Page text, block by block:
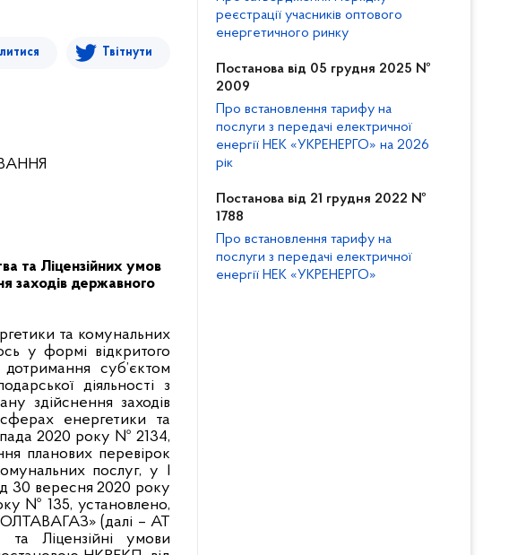
Твітнути
та Ліцензійних умов
заходів державного
та комунальних
у формі відкритого
суб’єктом
діяльності з
здійснення заходів
енергетики та
2020 року № 2134,
планових перевірок
послуг, у І
30 вересня 2020 року
№ 135, установлено,
(далі – АТ
Ліцензійні умови
реєстрації учасників оптового
енергетичного ринку
Постанова від 05 грудня 2025 №
2009
Про встановлення тарифу на
послуги з передачі електричної
енергії НЕК «УКРЕНЕРГО» на 2026
рік
Постанова від 21 грудня 2022 №
1788
Про встановлення тарифу на
послуги з передачі електричної
енергії НЕК «УКРЕНЕРГО»